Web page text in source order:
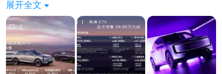
这段关系的开场白。
很多品牌砸钱请明星，买的是曝光。埃安请刘诗雯，
买的是“交付体验的溢价”——当你的提车瞬间有世界
冠军见证，这台车在你心里的价值就不一样了。
这比降价狠多了。降价只会让用户觉得“我买对了折
奥迪E7X最让我感慨的地方，不是它某一个参数有多
炸裂，而是它终于让“豪华纯电SUV”这个品类，不再
逼你做选择。
你看它的入门版——先锋型，限时免费升级总价值超7
万元的高阶配置。全景智能辅助驾驶、21.4英寸QD
展开全文